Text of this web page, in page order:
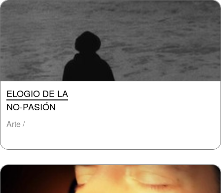
ELOGIO DE LA
NO-PASIÓN
Arte /